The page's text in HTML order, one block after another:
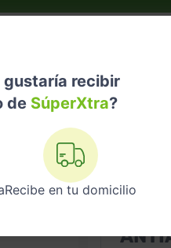
gustaría recibir
de SúperXtra?
Recibe en tu domicilio
Licores
Efervescente 12 Tabletas